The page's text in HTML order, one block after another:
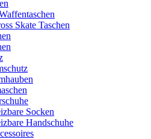
Skate Taschen
Socken
Handschuhe